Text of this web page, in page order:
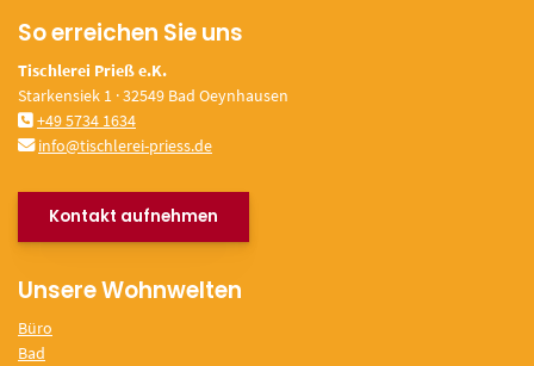
So erreichen Sie uns
Tischlerei Prieß e.K.
Starkensiek 1 · 32549 Bad Oeynhausen
+49 5734 1634
info@tischlerei-priess.de
Kontakt aufnehmen
Unsere Wohnwelten
Büro
Bad